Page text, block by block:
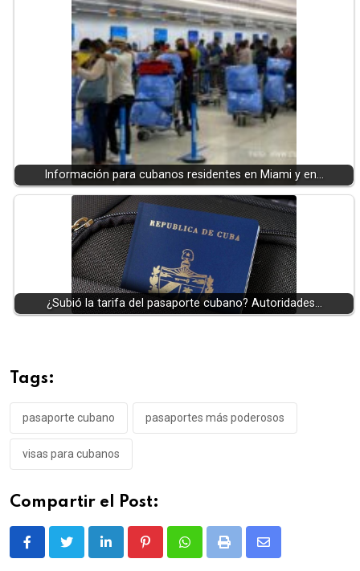
Información para cubanos residentes en Miami y en…
¿Subió la tarifa del pasaporte cubano? Autoridades…
Tags:
pasaporte cubano pasaportes más poderosos
visas para cubanos
Compartir el Post:
LinkedIn PinterestWhatsappPrint
Share